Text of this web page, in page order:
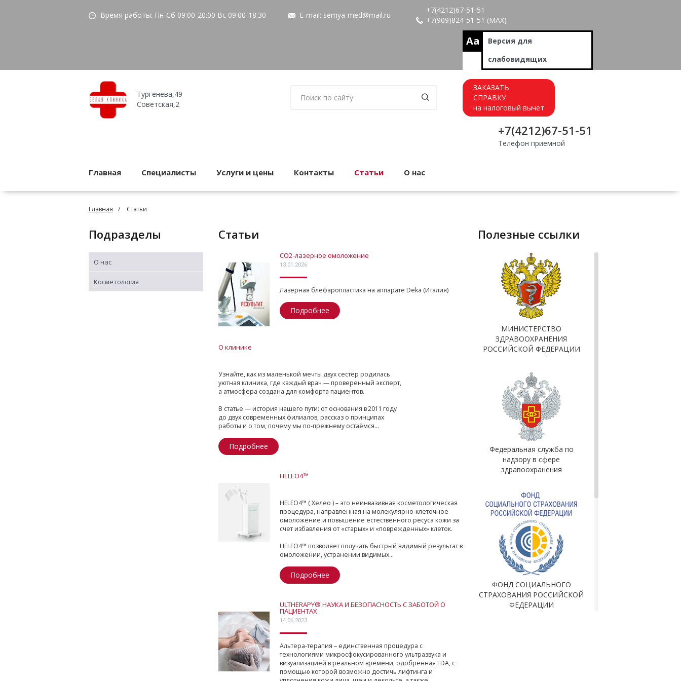
Время работы: Пн-Сб 09:00-20:00 Вс 09:00-18:30 E-mail: semya-med@mail.ru
+7(4212)67-51-51
+7(909)824-51-51 (МАХ)
Aa
Версия для
слабовидящих
Тургенева,49
Советская,2
ЗАКАЗАТЬ
СПРАВКУ
на налоговый вычет
+7(4212)67-51-51
Телефон приемной
Главная Специалисты Услуги и цены Контакты Статьи О нас
Главная Статьи
Подразделы
О нас
Косметология
Статьи
СО2-лазерное омоложение
13.01.2026
Лазерная блефаропластика на аппарате Deka (Италия)
Подробнее
О клинике
Узнайте, как из маленькой мечты двух сестёр родилась
уютная клиника, где каждый врач — проверенный эксперт,
а атмосфера создана для комфорта пациентов.
В статье — история нашего пути: от основания в 2011 году
до двух современных филиалов, рассказ о принципах
работы и о том, почему мы по‑прежнему остаёмся...
Подробнее
HELEO4™
HELEO4™ ( Хелео ) – это неинвазивная косметологическая
процедура, направленная на молекулярно-клеточное
омоложение и повышение естественного ресуса кожи за
счет избавления от «старых» и «поврежденных» клеток.
HELEO4™ позволяет получать быстрый видимый результат в
омоложении, устранении видимых...
Подробнее
ULTHERAPY® НАУКА И БЕЗОПАСНОСТЬ С ЗАБОТОЙ О
ПАЦИЕНТАХ
14.06.2023
Альтера-терапия – единственная процедура с
технологиями микросфокусированного ультразвука и
визуализацией в реальном времени, одобренная FDA, с
помощью которой возможно достичь лифтинга и
полезные ссылки
МИНИСТЕРСТВО
ЗДРАВООХРАНЕНИЯ
РОССИЙСКОЙ ФЕДЕРАЦИИ
Федеральная служба по
надзору в сфере
здравоохранения
ФОНД СОЦИАЛЬНОГО
СТРАХОВАНИЯ РОССИЙСКОЙ
ФЕДЕРАЦИИ